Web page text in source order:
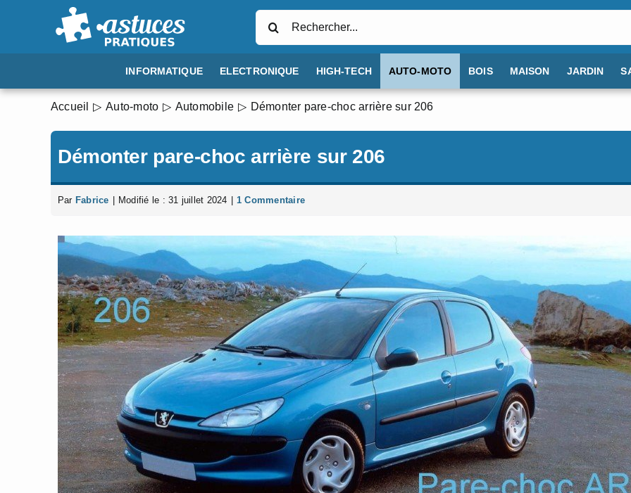
INFORMATIQUE ELECTRONIQUE HIGH-TECH AUTO-MOTO BOIS MAISON JARDIN
Accueil Auto-moto Automobile Démonter pare-choc arrière sur 206
Démonter pare-choc arrière sur 206
Par Fabrice Modifié le : 31 juillet 2024 1 Commentaire